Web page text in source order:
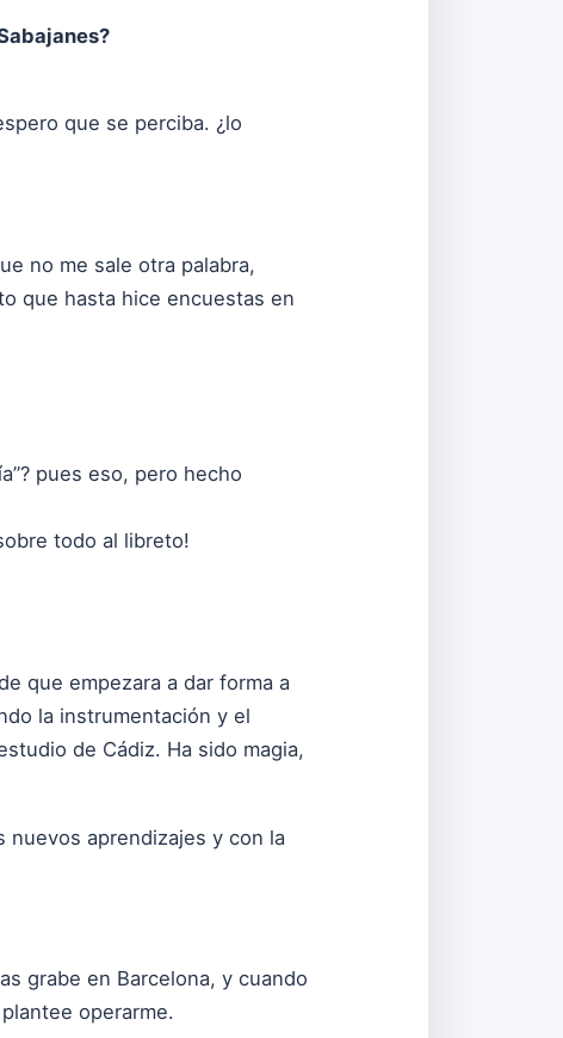
que se perciba. ¿lo
no me sale otra palabra,
que hasta hice encuestas en
pues eso, pero hecho
todo al libreto!
que empezara a dar forma a
la instrumentación y el
de Cádiz. Ha sido magia,
aprendizajes y con la
grabe en Barcelona, y cuando
operarme.